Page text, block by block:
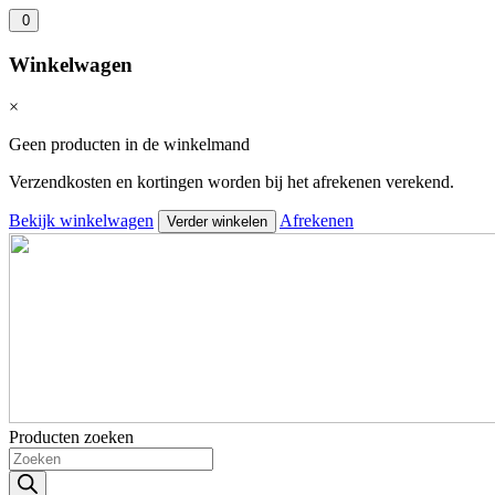
0
Winkelwagen
×
Geen producten in de winkelmand
Verzendkosten en kortingen worden bij het afrekenen verekend.
Bekijk winkelwagen Verder winkelen Afrekenen
Producten zoeken